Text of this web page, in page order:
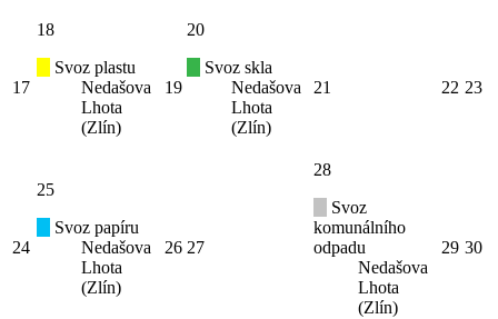
17
18
Svoz plastu
Nedašova
Lhota
(Zlín)
19
20
Svoz skla
Nedašova
Lhota
(Zlín)
21 22 23
24
25
Svoz papíru
Nedašova
Lhota
(Zlín)
26 27
28
Svoz
komunálního
odpadu
Nedašova
Lhota
(Zlín)
29 30